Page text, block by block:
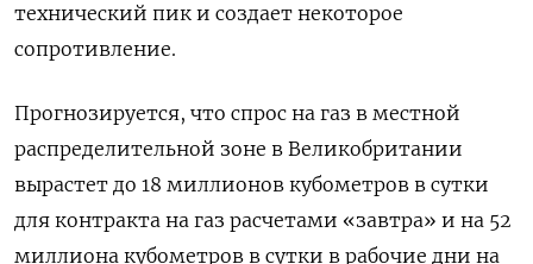
технический пик и создает некоторое
сопротивление.
Прогнозируется, что спрос на газ в местной
распределительной зоне в Великобритании
вырастет до 18 миллионов кубометров в сутки
для контракта на газ расчетами «завтра» и на 52
миллиона кубометров в сутки в рабочие дни на